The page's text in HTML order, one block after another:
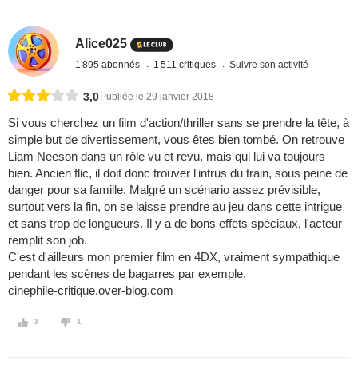
Alice025
1 895 abonnés 1 511 critiques Suivre son activité
3,0 Publiée le 29 janvier 2018
Si vous cherchez un film d'action/thriller sans se prendre la tête, à
simple but de divertissement, vous êtes bien tombé. On retrouve
Liam Neeson dans un rôle vu et revu, mais qui lui va toujours
bien. Ancien flic, il doit donc trouver l'intrus du train, sous peine de
danger pour sa famille. Malgré un scénario assez prévisible,
surtout vers la fin, on se laisse prendre au jeu dans cette intrigue
et sans trop de longueurs. Il y a de bons effets spéciaux, l'acteur
remplit son job.
C'est d'ailleurs mon premier film en 4DX, vraiment sympathique
pendant les scènes de bagarres par exemple.
cinephile-critique.over-blog.com
3 1